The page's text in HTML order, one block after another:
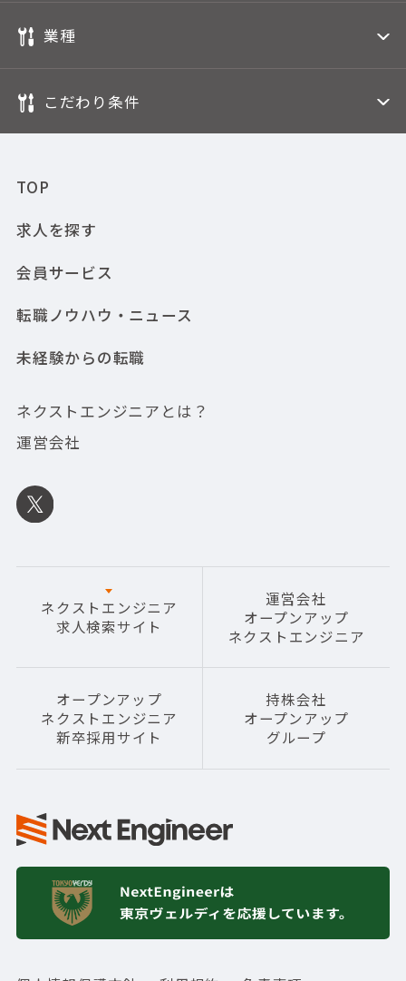
業種
こだわり条件
TOP
求人を探す
会員サービス
転職ノウハウ・ニュース
未経験からの転職
ネクストエンジニアとは？
運営会社
ネクストエンジニア
求人検索サイト
運営会社
オープンアップ
ネクストエンジニア
オープンアップ
ネクストエンジニア
新卒採用サイト
持株会社
オープンアップ
グループ